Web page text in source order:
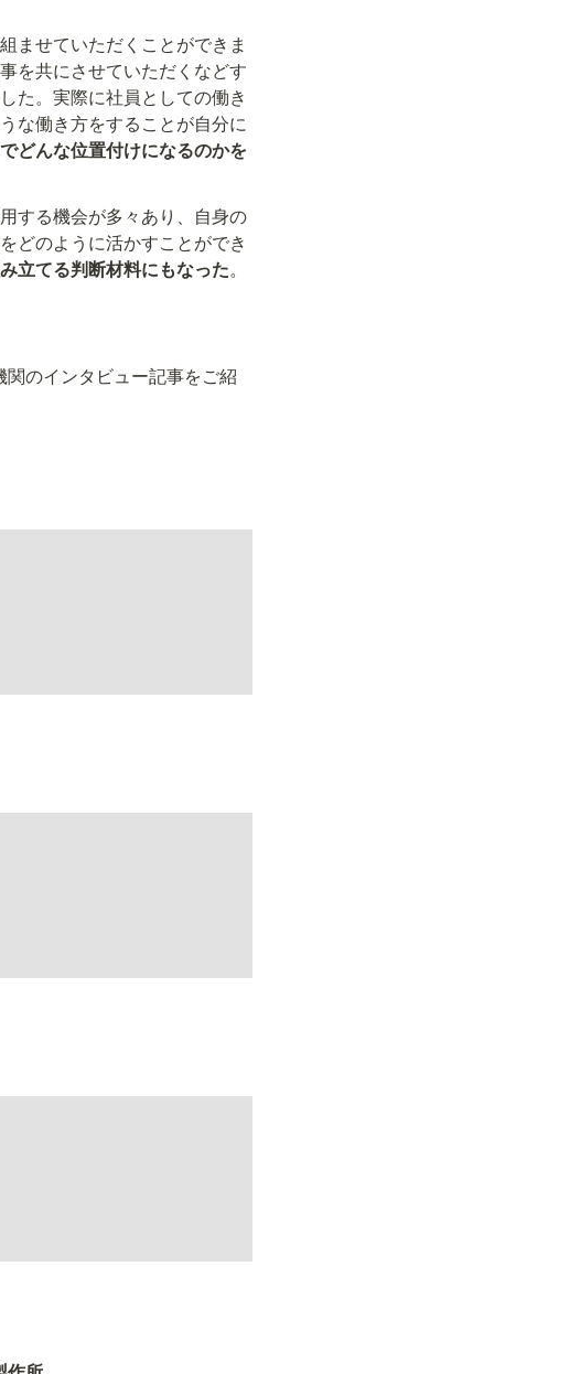
ませていただくことができま
を共にさせていただくなどす
た。実際に社員としての働き
な働き方をすることが自分に
どんな位置付けになるのかを
する機会が多々あり、自身の
どのように活かすことができ
立てる判断材料にもなった。
のインタビュー記事をご紹